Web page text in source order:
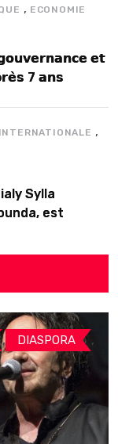
, ECONOMIE
𝗲𝘁
7 𝗮𝗻𝘀
INTERNATIONALE ,
Sylla
est
, DIASPORA ,